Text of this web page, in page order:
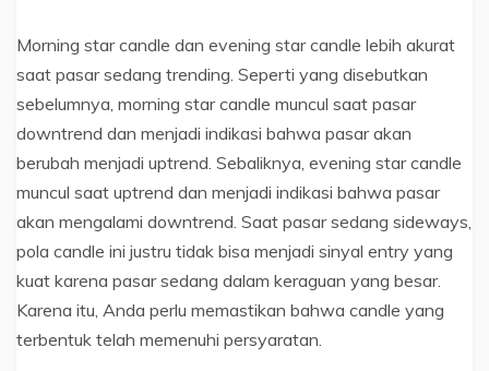
Morning star candle dan evening star candle lebih akurat
saat pasar sedang trending. Seperti yang disebutkan
sebelumnya, morning star candle muncul saat pasar
downtrend dan menjadi indikasi bahwa pasar akan
berubah menjadi uptrend. Sebaliknya, evening star candle
muncul saat uptrend dan menjadi indikasi bahwa pasar
akan mengalami downtrend. Saat pasar sedang sideways,
pola candle ini justru tidak bisa menjadi sinyal entry yang
kuat karena pasar sedang dalam keraguan yang besar.
Karena itu, Anda perlu memastikan bahwa candle yang
terbentuk telah memenuhi persyaratan.